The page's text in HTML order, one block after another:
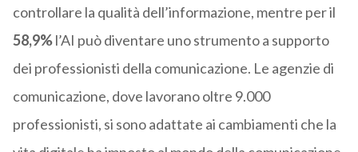
controllare la qualità dell’informazione, mentre per il
58,9%l’AI può diventare uno strumento a supporto
dei professionisti della comunicazione. Le agenzie di
comunicazione, dove lavorano oltre 9.000
professionisti, si sono adattate ai cambiamenti che la